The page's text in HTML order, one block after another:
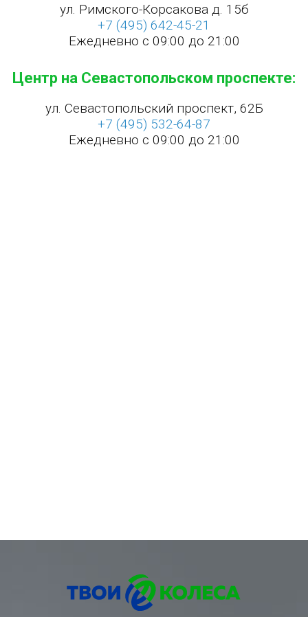
ул. Римского-Корсакова д. 15б
+7 (495) 642-45-21
Ежедневно с 09:00 до 21:00
Центр на Севастопольском проспекте:
ул. Севастопольский проспект, 62Б
+7 (495) 532-64-87
Ежедневно с 09:00 до 21:00